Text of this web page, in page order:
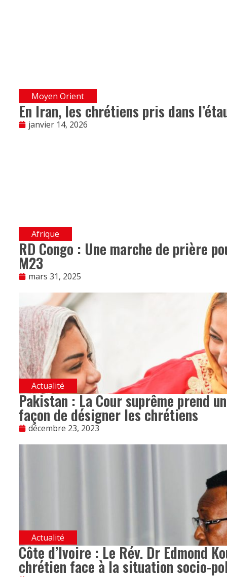
Moyen Orient
En Iran, les chrétiens pris dans
janvier 14, 2026
Afrique
RD Congo : Une marche de prière
M23
mars 31, 2025
Actualité
Pakistan : La Cour suprême prend
façon de désigner les chrétiens
décembre 23, 2023
Actualité
Côte d’Ivoire : Le Rév. Dr Edmond
chrétien face à la situation socio-